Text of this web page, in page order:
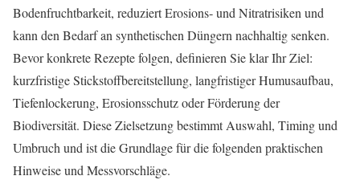
Bodenfruchtbarkeit, reduziert Erosions‑ und Nitratrisiken und
kann den Bedarf an synthetischen Düngern nachhaltig senken.
Bevor konkrete Rezepte folgen, definieren Sie klar Ihr Ziel:
kurzfristige Stickstoffbereitstellung, langfristiger Humusaufbau,
Tiefenlockerung, Erosionsschutz oder Förderung der
Biodiversität. Diese Zielsetzung bestimmt Auswahl, Timing und
Umbruch und ist die Grundlage für die folgenden praktischen
Hinweise und Messvorschläge.